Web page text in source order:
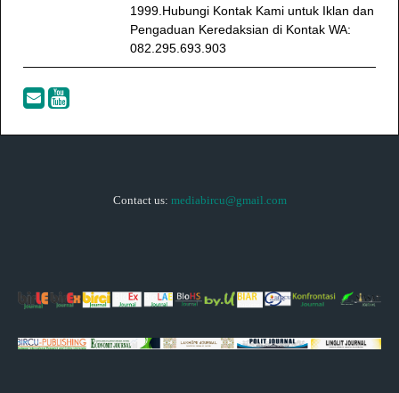
1999.Hubungi Kontak Kami untuk Iklan dan
Pengaduan Keredaksian di Kontak WA:
082.295.693.903
Contact us: mediabircu@gmail.com